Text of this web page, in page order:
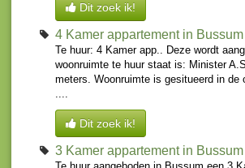
Dit zoek ik!
4 Kamer appartement in Bussum
Te huur: 4 Kamer app.. Deze wordt
woonruimte te huur staat is: Minister
meters. Woonruimte is gesitueerd in de
....
Dit zoek ik!
3 Kamer appartement in Bussum